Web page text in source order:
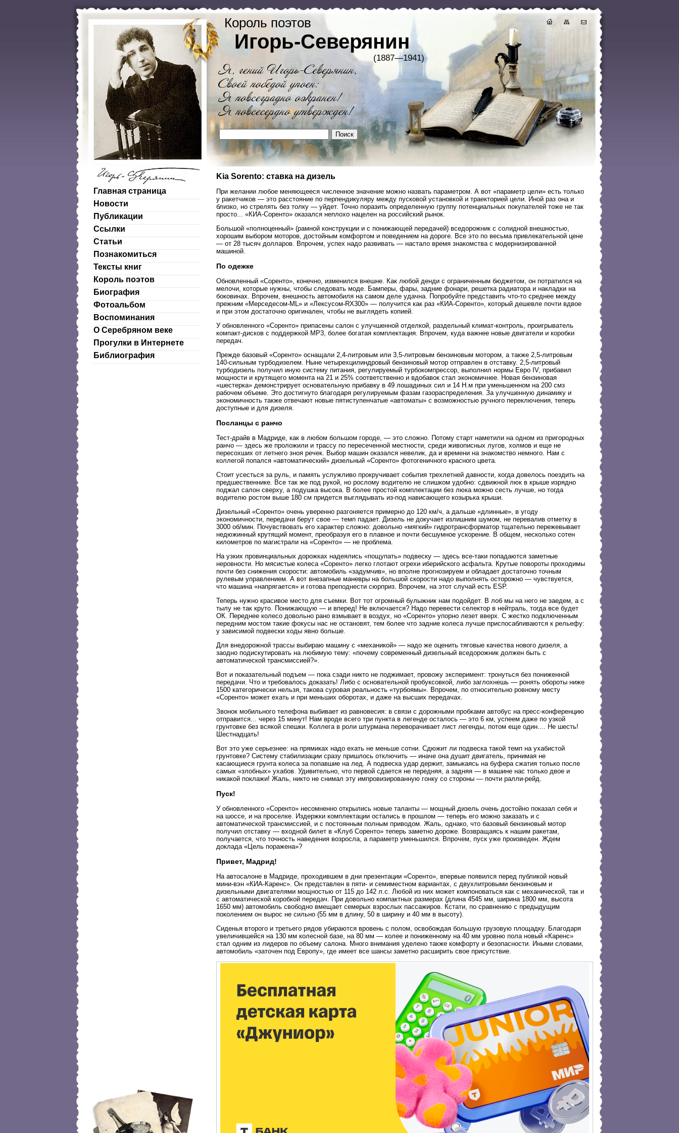
Король поэтов
Игорь-Северянин
(1887—1941)
Главная страница
Новости
Публикации
Ссылки
Статьи
Познакомиться
Тексты книг
Король поэтов
Биография
Фотоальбом
Воспоминания
О Серебряном веке
Прогулки в Интернете
Библиография
Kia Sorento: ставка на дизель
При желании любое меняющееся численное значение можно назвать параметром. А вот «параметр цели» есть только
у ракетчиков — это расстояние по перпендикуляру между пусковой установкой и траекторией цели. Иной раз она и
близко, но стрелять без толку — уйдет. Точно поразить определенную группу потенциальных покупателей тоже не так
просто... «КИА-Соренто» оказался неплохо нацелен на российский рынок.
Большой «полноценный» (рамной конструкции и с понижающей передачей) вседорожник с солидной внешностью,
хорошим выбором моторов, достойным комфортом и поведением на дороге. Все это по весьма привлекательной цене
— от 28 тысяч долларов. Впрочем, успех надо развивать — настало время знакомства с модернизированной
машиной.
По одежке
Обновленный «Соренто», конечно, изменился внешне. Как любой денди с ограниченным бюджетом, он потратился на
мелочи, которые нужны, чтобы следовать моде. Бамперы, фары, задние фонари, решетка радиатора и накладки на
боковинах. Впрочем, внешность автомобиля на самом деле удачна. Попробуйте представить что-то среднее между
прежним «Мерседесом-ML» и «Лексусом-RX300» — получится как раз «КИА-Соренто», который дешевле почти вдвое
и при этом достаточно оригинален, чтобы не выглядеть копией.
У обновленного «Соренто» припасены салон с улучшенной отделкой, раздельный климат-контроль, проигрыватель
компакт-дисков с поддержкой MP3, более богатая комплектация. Впрочем, куда важнее новые двигатели и коробки
передач.
Прежде базовый «Соренто» оснащали 2,4-литровым или 3,5-литровым бензиновым мотором, а также 2,5-литровым
140-сильным турбодизелем. Ныне четырехцилиндровый бензиновый мотор отправлен в отставку. 2,5-литровый
турбодизель получил иную систему питания, регулируемый турбокомпрессор, выполнил нормы Евро IV, прибавил
мощности и крутящего момента на 21 и 25% соответственно и вдобавок стал экономичнее. Новая бензиновая
«шестерка» демонстрирует основательную прибавку в 49 лошадиных сил и 14 Н.м при уменьшенном на 200 смз
рабочем объеме. Это достигнуто благодаря регулируемым фазам газораспределения. За улучшенную динамику и
экономичность также отвечают новые пятиступенчатые «автоматы» с возможностью ручного переключения, теперь
доступные и для дизеля.
Посланцы с ранчо
Тест-драйв в Мадриде, как в любом большом городе, — это сложно. Потому старт наметили на одном из пригородных
ранчо — здесь же проложили и трассу по пересеченной местности, среди живописных лугов, холмов и еще не
пересохших от летнего зноя речек. Выбор машин оказался невелик, да и времени на знакомство немного. Нам с
коллегой попался «автоматический» дизельный «Соренто» фотогеничного красного цвета.
Стоит усесться за руль, и память услужливо прокручивает события трехлетней давности, когда довелось поездить на
предшественнике. Все так же под рукой, но рослому водителю не слишком удобно: сдвижной люк в крыше изрядно
поджал салон сверху, а подушка высока. В более простой комплектации без люка можно сесть лучше, но тогда
водителю ростом выше 180 см придется выглядывать из-под нависающего козырька крыши.
Дизельный «Соренто» очень уверенно разгоняется примерно до 120 км/ч, а дальше «длинные», в угоду
экономичности, передачи берут свое — темп падает. Дизель не докучает излишним шумом, не перевалив отметку в
3000 об/мин. Почувствовать его характер сложно: довольно «мягкий» гидротрансформатор тщательно пережевывает
недюжинный крутящий момент, преобразуя его в плавное и почти бесшумное ускорение. В общем, несколько сотен
километров по магистрали на «Соренто» — не проблема.
На узких провинциальных дорожках надеялись «пощупать» подвеску — здесь все-таки попадаются заметные
неровности. Но мясистые колеса «Соренто» легко глотают огрехи иберийского асфальта. Крутые повороты проходимы
почти без снижения скорости: автомобиль «задумчив», но вполне прогнозируем и обладает достаточно точным
рулевым управлением. А вот внезапные маневры на большой скорости надо выполнять осторожно — чувствуется,
что машина «напрягается» и готова преподнести сюрприз. Впрочем, на этот случай есть ESP.
Теперь нужно красивое место для съемки. Вот тот огромный булыжник нам подойдет. В лоб мы на него не заедем, а с
тылу не так круто. Понижающую — и вперед! Не включается? Надо перевести селектор в нейтраль, тогда все будет
ОК. Переднее колесо довольно рано взмывает в воздух, но «Соренто» упорно лезет вверх. С жестко подключенным
передним мостом такие фокусы нас не остановят, тем более что задние колеса лучше приспосабливаются к рельефу:
у зависимой подвески ходы явно больше.
Для внедорожной трассы выбираю машину с «механикой» — надо же оценить тяговые качества нового дизеля, а
заодно подискутировать на любимую тему: «почему современный дизельный вседорожник должен быть с
автоматической трансмиссией?».
Вот и показательный подъем — пока сзади никто не поджимает, провожу эксперимент: тронуться без пониженной
передачи. Что и требовалось доказать! Либо с основательной пробуксовкой, либо заглохнешь — ронять обороты ниже
1500 категорически нельзя, такова суровая реальность «турбоямы». Впрочем, по относительно ровному месту
«Соренто» может ехать и при меньших оборотах, и даже на высших передачах.
Звонок мобильного телефона выбивает из равновесия: в связи с дорожными пробками автобус на пресс-конференцию
отправится... через 15 минут! Нам вроде всего три пункта в легенде осталось — это 6 км, успеем даже по узкой
грунтовке без всякой спешки. Коллега в роли штурмана переворачивает лист легенды, потом еще один.... Не шесть!
Шестнадцать!
Вот это уже серьезнее: на прямиках надо ехать не меньше сотни. Сдюжит ли подвеска такой темп на ухабистой
грунтовке? Систему стабилизации сразу пришлось отключить — иначе она душит двигатель, принимая не
касающиеся грунта колеса за попавшие на лед. А подвеска удар держит, замыкаясь на буфера сжатия только после
самых «злобных» ухабов. Удивительно, что первой сдается не передняя, а задняя — в машине нас только двое и
никакой поклажи! Жаль, никто не снимал эту импровизированную гонку со стороны — почти ралли-рейд.
Пуск!
У обновленного «Соренто» несомненно открылись новые таланты — мощный дизель очень достойно показал себя и
на шоссе, и на проселке. Издержки комплектации остались в прошлом — теперь его можно заказать и с
автоматической трансмиссией, и с постоянным полным приводом. Жаль, однако, что базовый бензиновый мотор
получил отставку — входной билет в «Клуб Соренто» теперь заметно дороже. Возвращаясь к нашим ракетам,
получается, что точность наведения возросла, а параметр уменьшился. Впрочем, пуск уже произведен. Ждем
доклада «Цель поражена»?
Привет, Мадрид!
На автосалоне в Мадриде, проходившем в дни презентации «Соренто», впервые появился перед публикой новый
мини-вэн «КИА-Каренс». Он представлен в пяти- и семиместном вариантах, с двухлитровыми бензиновым и
дизельными двигателями мощностью от 115 до 142 л.с. Любой из них может компоноваться как с механической, так и
с автоматической коробкой передач. При довольно компактных размерах (длина 4545 мм, ширина 1800 мм, высота
1650 мм) автомобиль свободно вмещает семерых взрослых пассажиров. Кстати, по сравнению с предыдущим
поколением он вырос не сильно (55 мм в длину, 50 в ширину и 40 мм в высоту).
Сиденья второго и третьего рядов убираются вровень с полом, освобождая большую грузовую площадку. Благодаря
увеличившейся на 130 мм колесной базе, на 80 мм — колее и пониженному на 40 мм уровню пола новый «Каренс»
стал одним из лидеров по объему салона. Много внимания уделено также комфорту и безопасности. Иными словами,
автомобиль «заточен под Европу», где имеет все шансы заметно расширить свое присутствие.